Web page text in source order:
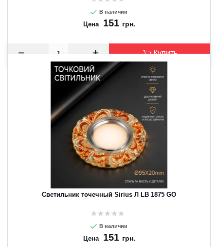
В наличии
Цена 151 грн.
Купить
Светильник точечный Sirius Л LB 1875 GO
В наличии
Цена 151 грн.